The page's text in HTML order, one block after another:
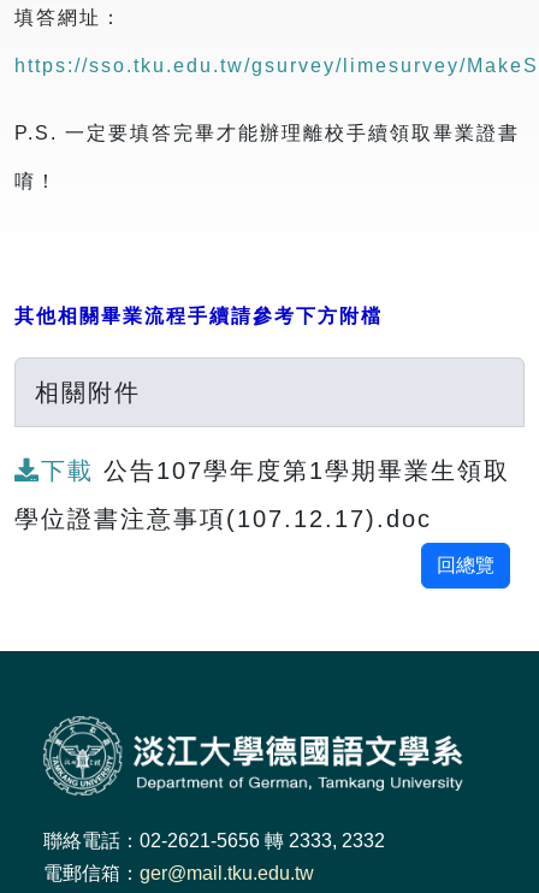
填答網址：
https://sso.tku.edu.tw/gsurvey/limesurvey/
P.S. 一定要填答完畢才能辦理離校手續領取畢業證書
唷！
其他相關畢業流程手續請參考下方附檔
相關附件
下載 公告107學年度第1學期畢業生領取
學位證書注意事項(107.12.17).doc
回總覽
聯絡電話：02-2621-5656 轉 2333, 2332
電郵信箱： ger@mail.tku.edu.tw